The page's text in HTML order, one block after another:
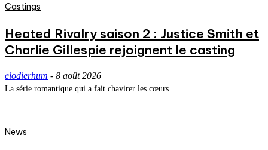
Castings
Heated Rivalry saison 2 : Justice Smith et
Charlie Gillespie rejoignent le casting
elodierhum - 8 août 2026
La série romantique qui a fait chavirer les cœurs...
News